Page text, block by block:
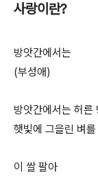
사랑이란?
방앗간에서는
(부성애)
방앗간에서는 허른
햇빛에 그을린 벼
이 쌀 팔아